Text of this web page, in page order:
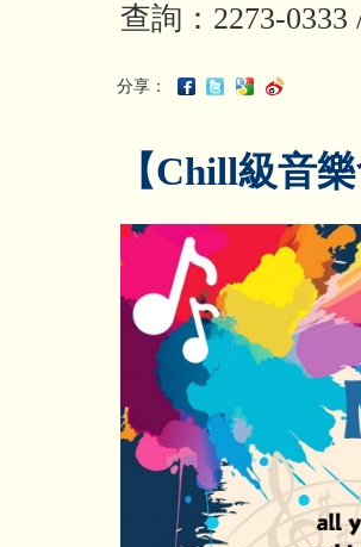
查詢：2273-
分享：
【Chill級音